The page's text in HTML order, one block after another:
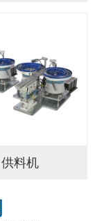
供料机